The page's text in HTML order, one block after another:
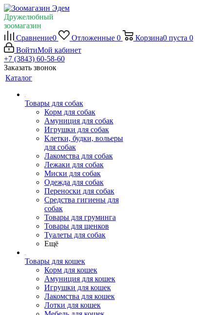
Дружелюбный
зоомагазин
Сравнение0 Отложенные 0 Корзина0 пуста 0
ВойтиМой кабинет
+7 (3843) 60-58-60
Заказать звонок
Каталог
Товары для собак
Корм для собак
Амуниция для собак
Игрушки для собак
Клетки, будки, вольеры
для собак
Лакомства для собак
Лежаки для собак
Миски для собак
Одежда для собак
Переноски для собак
Средства гигиены для
собак
Товары для груминга
Товары для щенков
Туалеты для собак
Ещё
Товары для кошек
Корм для кошек
Амуниция для кошек
Игрушки для кошек
Лакомства для кошек
Лотки для кошек